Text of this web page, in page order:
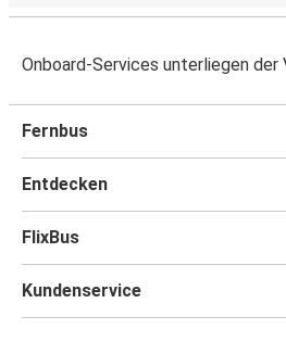
Onboard-Services unterliegen der
Fernbus
Entdecken
FlixBus
Kundenservice